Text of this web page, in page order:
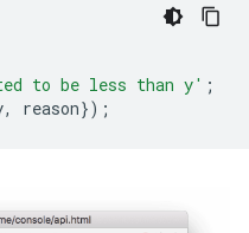
to be less than y' ;
, reason});